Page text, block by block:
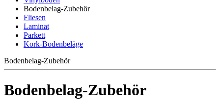
Bodenbelag-Zubehör
Fliesen
Laminat
Parkett
Kork-Bodenbeläge
Bodenbelag-Zubehör
Bodenbelag-Zubehör